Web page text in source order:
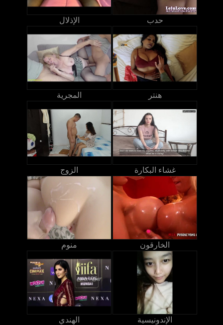
الإذلال حدب
المجرية هنتر
الزوج غشاء البكارة
منوم الخارقون
الهندي الإندونيسية